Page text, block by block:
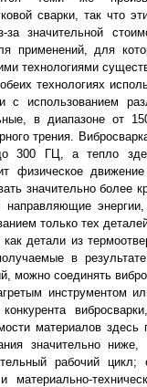
сварки, так что
за значительной
применений, для
технологиями
технологиях
с использованием
в диапазоне от
трения.
300 ГЦ, а тепло
физическое
значительно более
энергии,
только тех
детали из
в
можно соединять
инструментом
конкурента
материалов
значительно
рабочий цикл;
материально-